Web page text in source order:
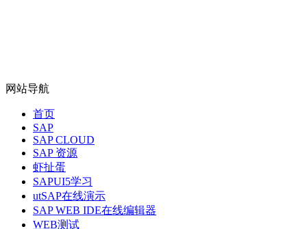
网站导航
首页
SAP
SAP CLOUD
SAP 资源
虾扯蛋
SAPUI5学习
utSAP在线演示
SAP WEB IDE在线编辑器
WEB测试